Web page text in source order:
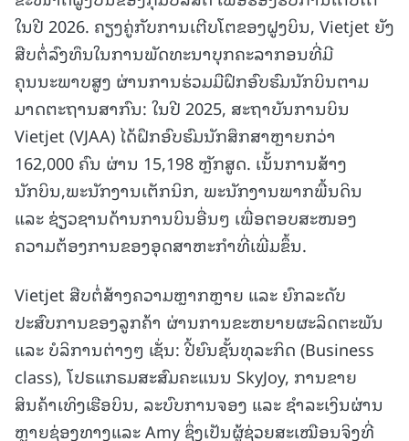
ໃນປີ 2026. ຄຽງຄູ່ກັບການເຕີບໂຕຂອງຝູງບິນ, Vietjet ຍັງ
ສືບຕໍ່ລົງທຶນໃນການພັດທະນາບຸກຄະລາກອນທີ່ມີ
ຄຸນນະພາບສູງ ຜ່ານການຮ່ວມມືຝຶກອົບຮົມນັກບິນຕາມ
ມາດຕະຖານສາກົນ: ໃນປີ 2025, ສະຖາບັນການບິນ
Vietjet (VJAA) ໄດ້ຝຶກອົບຮົມນັກສຶກສາຫຼາຍກວ່າ
162,000 ຄົນ ຜ່ານ 15,198 ຫຼັກສູດ. ເນັ້ນການສ້າງ
ນັກບິນ,ພະນັກງານເຕັກນິກ, ພະນັກງານພາກພື້ນດິນ
ແລະ ຊ່ຽວຊານດ້ານການບິນອື່ນໆ ເພື່ອຕອບສະໜອງ
ຄວາມຕ້ອງການຂອງອຸດສາຫະກຳທີ່ເພີ່ມຂຶ້ນ.
Vietjet ສືບຕໍ່ສ້າງຄວາມຫຼາກຫຼາຍ ແລະ ຍົກລະດັບ
ປະສົບການຂອງລູກຄ້າ ຜ່ານການຂະຫຍາຍຜະລິດຕະພັນ
ແລະ ບໍລິການຕ່າງໆ ເຊັ່ນ: ປີ້ຍົນຊັ້ນທຸລະກິດ (Business
class), ໂປຣແກຣມສະສົມຄະແນນ SkyJoy, ການຂາຍ
ສິນຄ້າເທິງເຮືອບິນ, ລະບົບການຈອງ ແລະ ຊຳລະເງິນຜ່ານ
ຫຼາຍຊ່ອງທາງແລະ Amy ຊຶ່ງເປັນຜູ້ຊ່ວຍສະເໝືອນຈິງທີ່